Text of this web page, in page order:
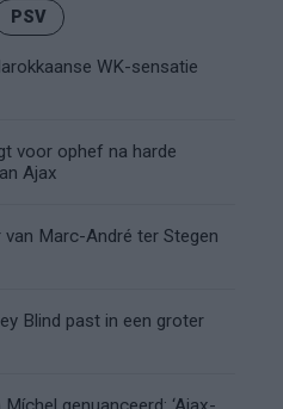
PSV
WK-sensatie
voor ophef na harde
Ajax
Marc-André ter Stegen
Blind past in een groter